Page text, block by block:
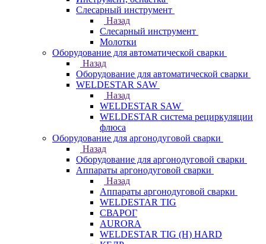
Слесарный инструмент
Назад
Слесарный инструмент
Молотки
Оборудование для автоматической сварки
Назад
Оборудование для автоматической сварки
WELDESTAR SAW
Назад
WELDESTAR SAW
WELDESTAR система рециркуляции
флюса
Оборудование для аргонодуговой сварки
Назад
Оборудование для аргонодуговой сварки
Аппараты аргонодуговой сварки
Назад
Аппараты аргонодуговой сварки
WELDESTAR TIG
СВАРОГ
AURORA
WELDESTAR TIG (H) HARD